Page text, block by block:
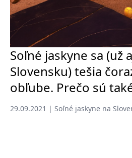
Soľné jaskyne sa (už
Slovensku) tešia
obľube. Prečo sú
29.09.2021 | Soľné jaskyne na